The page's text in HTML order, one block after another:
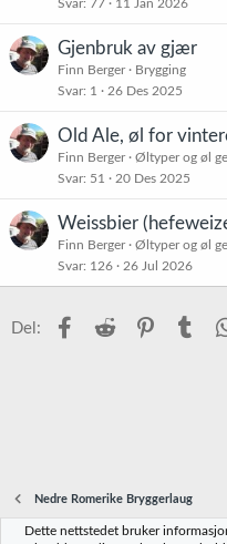
Svar 77 11 Jan 2026
Gjenbruk av gjær
Finn Berger
Brygging
Svar 1 26 Des 2025
Old Ale, øl for
Finn Berger
Øltyper og øl
Svar 51 20 Des 2025
Weissbier
Finn Berger
Øltyper og øl
Svar 126 26 Jul 2026
Del: Facebook
Reddit Pinterest
Nedre Romerike Bryggerlaug
Dette nettstedet bruker